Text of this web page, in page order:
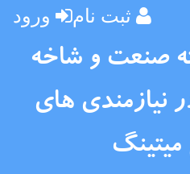
ورود ثبت نام
صنعت و شاخه
نیازمندی های